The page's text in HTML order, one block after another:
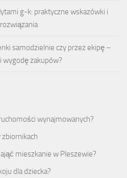
g-k: praktyczne wskazówki i
samodzielnie czy przez ekipę –
wygodę zakupów?
wynajmowanych?
mieszkanie w Pleszewie?
dla dziecka?